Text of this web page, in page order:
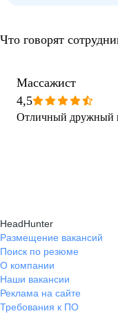
Что говорят
Массажист
4,5
Отличный дружный
HeadHunter
Размещение вакансий
Поиск по резюме
О компании
Наши вакансии
Реклама на сайте
Требования к ПО